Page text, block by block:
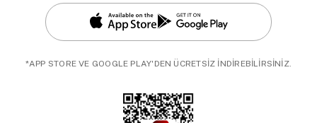
*APP STORE VE GOOGLE PLAY'DEN ÜCRETSİZ İNDİREBİLİRSİNİZ.